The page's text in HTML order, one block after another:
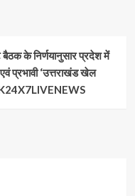
के निर्णयानुसार प्रदेश में
प्रभावी ‘उत्तराखंड खेल